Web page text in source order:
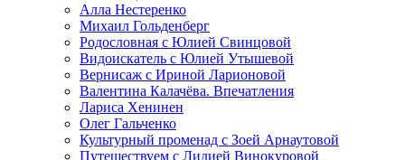
Алла Нестеренко
Михаил Гольденберг
Родословная с Юлией Свинцовой
Видоискатель с Юлией Утышевой
Вернисаж с Ириной Ларионовой
Валентина Калачёва. Впечатления
Лариса Хенинен
Олег Гальченко
Культурный променад с Зоей Арнаутовой
Путешествуем с Лидией Винокуровой